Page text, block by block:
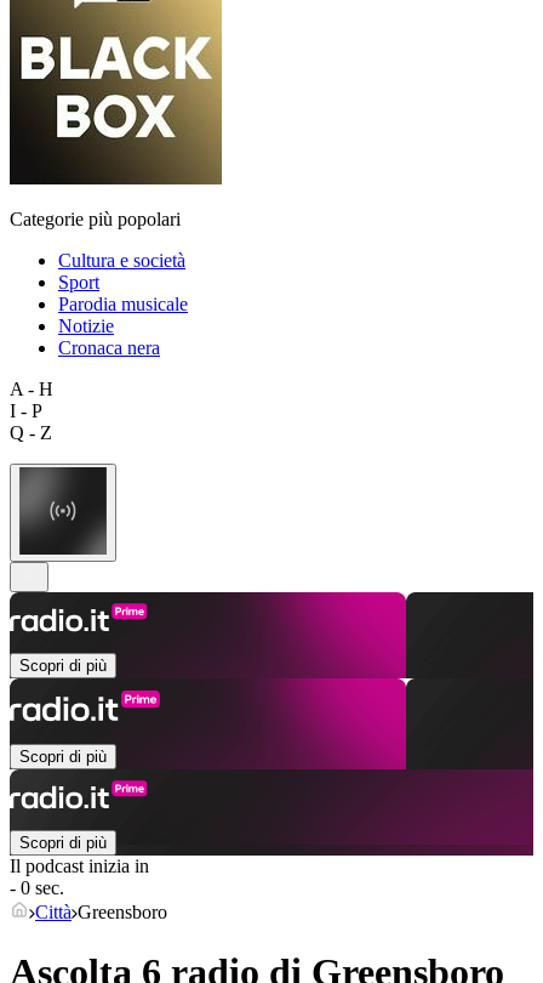
Categorie più popolari
Cultura e società
Sport
Parodia musicale
Notizie
Cronaca nera
A - H
I - P
Q - Z
Scopri di più
Scopri di più
Scopri di più
Il podcast inizia in
- 0 sec.
Città Greensboro
Ascolta 6 radio di Greensboro